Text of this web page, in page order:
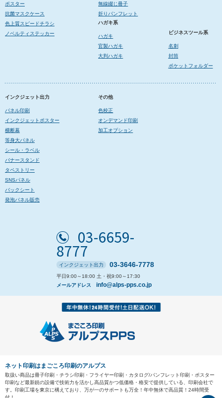
ポスター
抗菌マスクケース
色上質スピードチラシ
ノベルティステッカー
無線綴じ冊子
折りパンフレット
ハガキ系
ハガキ
官製ハガキ
大判ハガキ
ビジネスツール系
名刺
封筒
ポケットフォルダー
インクジェット出力
パネル印刷
インクジェットポスター
横断幕
等身大パネル
シール・ラベル
バナースタンド
タペストリー
SNSパネル
バックシート
発泡パネル販売
その他
色校正
オンデマンド印刷
加工オプション
03-6659-
8777
インクジェット出力 03-3646-7778
平日9:00～18:00 土・祝9:00～17:30
メールアドレス
info@alps-pps.co.jp
ネット印刷はまごころ印刷のアルプス
取扱い商品は冊子印刷・チラシ印刷・フライヤー印刷・カタログ/パンフレット印刷・ポスター
印刷など最新鋭の設備で技術力を活かし高品質かつ低価格・格安で提供している、印刷会社で
す。印刷工場を東京に構えており、万が一のサポートも万全！年中無休で高品質！24時間受